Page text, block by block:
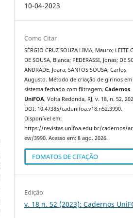
10-04-2023
Como Citar
SÉRGIO CRUZ SOUZA LIMA, Mauro; LEITE
DE SOUSA, Bianca; PEDERASSI, Jonas; DE
ANDRADE, Joara; SANTOS SOUSA, Carlos
Augusto. Método de criação de girinos em
sistema fechado com filtragem.Cadernos
UniFOA, Volta Redonda, RJ, v. 18, n. 52,
DOI: 10.47385/cadunifoa.v18.n52.3990.
Disponível em:
https://revistas.unifoa.edu.br/cadernos/
ew/3990. Acesso em: 8 ago. 2026.
FOMATOS DE CITAÇÃO
Edição
v. 18 n. 52 (2023): Cadernos